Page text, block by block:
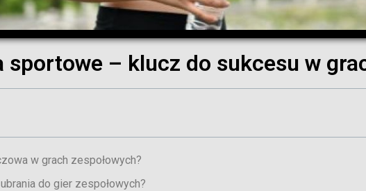
sportowe – klucz do sukcesu w
w grach zespołowych?
do gier zespołowych?